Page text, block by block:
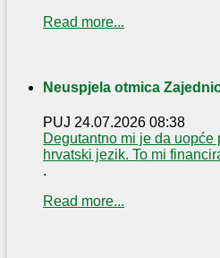
Read more...
Neuspjela otmica
PUJ 24.07.2026 08:38
Degutantno mi je da
hrvatski jezik. To mi
.
Read more...